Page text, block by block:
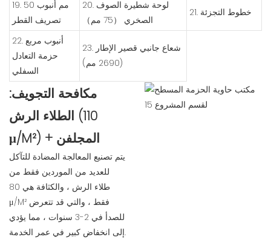
19. 50 مم أنبوب
تصريف القطر
20. لوحة شطيرة الصوف
الصخري （75 مم）
21. خطوط التجزئة
22. أنبوب مربع
حزمة التعادل
السفلي
23. شعاع جانبي قصير الإطار
(2690 مم)
مكافحة التجويف:
الطلاء الرش (110
μ/M²) + المجلفن
يتم تصنيع المعالجة المضادة للتآكل
للعديد من الموردين فقط من
طلاء الرش ، والكثافة هي 80
μ/M² فقط ، والتي قد تتعرض
للصدأ في 2-3 سنوات ، مما يؤدي
إلى انخفاض كبير في عمر الخدمة.